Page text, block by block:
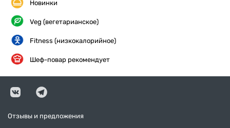
Новинки
Veg (вегетарианское)
Fitness (низкокалорийное)
Шеф-повар рекомендует
Отзывы и предложения